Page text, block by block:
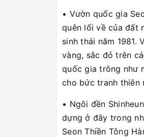
• Vườn quốc gia
quên lối về của đất
sinh thái năm 1981.
vàng, sắc đỏ trên
quốc gia trông như
cho bức tranh thiên
• Ngôi đền
dựng ở đây trong
Seon Thiền Tông